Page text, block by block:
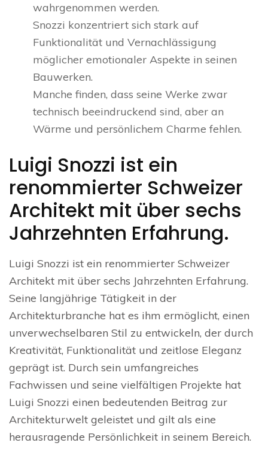
wahrgenommen werden.
Snozzi konzentriert sich stark auf
Funktionalität und Vernachlässigung
möglicher emotionaler Aspekte in seinen
Bauwerken.
Manche finden, dass seine Werke zwar
technisch beeindruckend sind, aber an
Wärme und persönlichem Charme fehlen.
Luigi Snozzi ist ein
renommierter Schweizer
Architekt mit über sechs
Jahrzehnten Erfahrung.
Luigi Snozzi ist ein renommierter Schweizer
Architekt mit über sechs Jahrzehnten Erfahrung.
Seine langjährige Tätigkeit in der
Architekturbranche hat es ihm ermöglicht, einen
unverwechselbaren Stil zu entwickeln, der durch
Kreativität, Funktionalität und zeitlose Eleganz
geprägt ist. Durch sein umfangreiches
Fachwissen und seine vielfältigen Projekte hat
Luigi Snozzi einen bedeutenden Beitrag zur
Architekturwelt geleistet und gilt als eine
herausragende Persönlichkeit in seinem Bereich.